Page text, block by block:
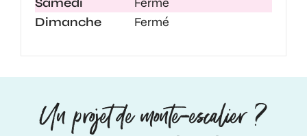
Dimanche
Fermé
Un projet de monte-escalier ?